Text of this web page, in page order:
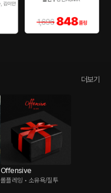
더보기
Offensive
롤플레잉 • 소유욕/질투